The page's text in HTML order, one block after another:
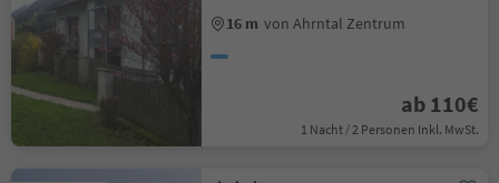
16 m von Ahrntal Zentrum
ab 110€
1 Nacht / 2 Personen Inkl. MwSt.